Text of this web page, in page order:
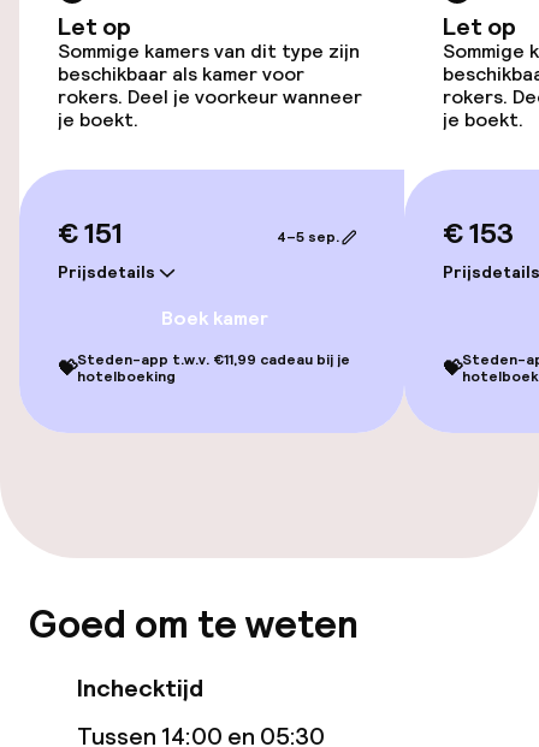
Fietsenstalling
Toegankelijkheid
Lift
Voor toegankelijkheid
Kamers
Voor toegankelijkheid
Kinderzwembad
Let op
Sommige kamers van dit type zijn
beschikbaar als kamer voor
rokers. Deel je voorkeur wanneer
je boekt.
€ 151
Prijsdetails
4–5 sep.
Boek kamer
💝Steden-app t.w.v. €11,99 cadeau bij je
hotelboeking
Let op
Sommige
rokers.
je boekt.
€ 153
Prijsdetails
💝Steden-
Goed om te weten
Inchecktijd
Tussen 14:00 en 05:30